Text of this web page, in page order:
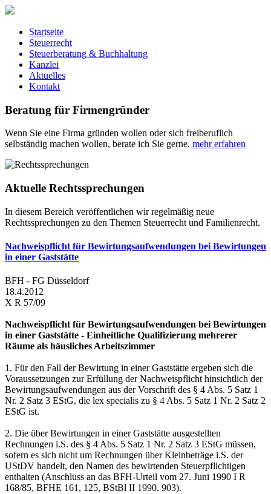
Startseite
Steuerrecht
Steuerberatung & Buchhaltung
Kanzlei
Aktuelles
Kontakt
Beratung für Firmengründer
Wenn Sie eine Firma gründen wollen oder sich freiberuflich
selbständig machen wollen, berate ich Sie gerne. mehr erfahren
Aktuelle Rechtssprechungen
In diesem Bereich veröffentlichen wir regelmäßig neue
Rechtssprechungen zu den Themen Steuerrecht und Familienrecht.
Nachweispflicht für Bewirtungsaufwendungen bei Bewirtungen
in einer Gaststätte
BFH - FG Düsseldorf
18.4.2012
X R 57/09
Nachweispflicht für Bewirtungsaufwendungen bei Bewirtungen
in einer Gaststätte - Einheitliche Qualifizierung mehrerer
Räume als häusliches Arbeitszimmer
1. Für den Fall der Bewirtung in einer Gaststätte ergeben sich die
Voraussetzungen zur Erfüllung der Nachweispflicht hinsichtlich der
Bewirtungsaufwendungen aus der Vorschrift des § 4 Abs. 5 Satz 1
Nr. 2 Satz 3 EStG, die lex specialis zu § 4 Abs. 5 Satz 1 Nr. 2 Satz 2
EStG ist.
2. Die über Bewirtungen in einer Gaststätte ausgestellten
Rechnungen i.S. des § 4 Abs. 5 Satz 1 Nr. 2 Satz 3 EStG müssen,
sofern es sich nicht um Rechnungen über Kleinbeträge i.S. der
UStDV handelt, den Namen des bewirtenden Steuerpflichtigen
enthalten (Anschluss an das BFH-Urteil vom 27. Juni 1990 I R
168/85, BFHE 161, 125, BStBl II 1990, 903).